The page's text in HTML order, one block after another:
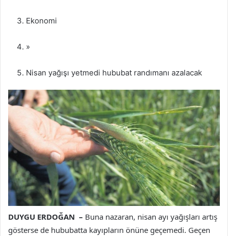
Ekonomi
»
Nisan yağışı yetmedi hububat randımanı azalacak
DUYGU ERDOĞAN – Buna nazaran, nisan ayı yağışları artış
gösterse de hububatta kayıpların önüne geçemedi. Geçen